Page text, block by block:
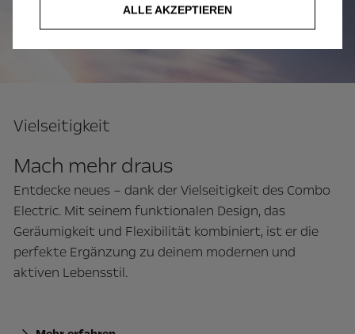
Vielseitigkeit
Mach mehr draus
Entdecke neues – dank der Vielseitigkeit des Combo
Electric. Mit seinem funktionalen Design, das
Geräumigkeit und Flexibilität kombiniert, ist er die
perfekte Ergänzung zu deinem modernen und
aktiven Lebensstil.
ALLE AKZEPTIEREN